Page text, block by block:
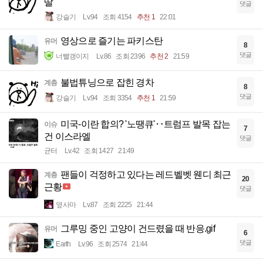
강슬기 Lv.94 조회 4154 추천 1 22:01
댓글
유머 영상으로 즐기는 파키스탄
너빨갱이지 Lv.86 조회 2396 추천 2 21:59
8
댓글
계층 불법튜닝으로 잡힌 경차
강슬기 Lv.94 조회 3354 추천 1 21:59
8
댓글
이슈 미국-이란 합의? '노땡큐'‥트럼프 발목 잡는
건 이스라엘
균터 Lv.42 조회 1427 21:49
7
댓글
계층 팬들이 걱정하고 있다는 레드벨벳 웬디 최근
근황
옆사마 Lv.87 조회 2225 21:44
20
댓글
유머 그루밍 중인 고양이 건드렸을 때 반응.gif
Earth Lv.96 조회 2574 21:44
6
댓글